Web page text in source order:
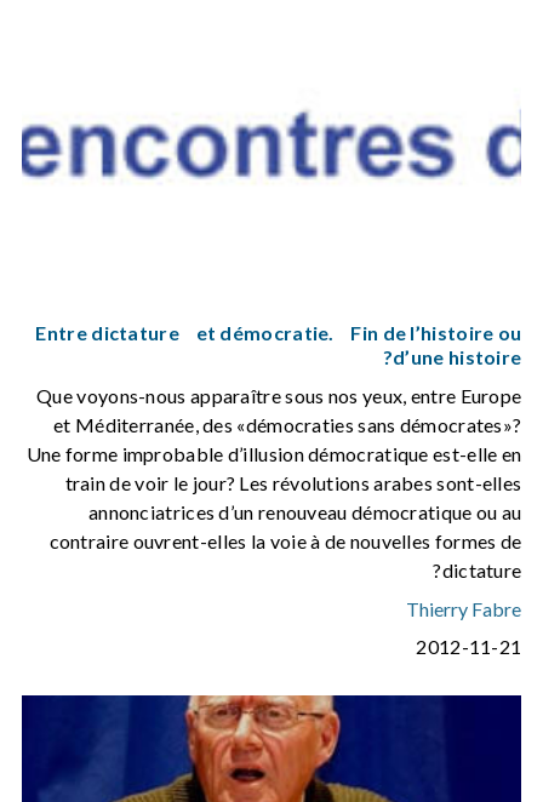
Entre dictature et démocratie. Fin de l’histoire ou
d’une histoire?
Que voyons-nous apparaître sous nos yeux, entre Europe
et Méditerranée, des «démocraties sans démocrates»?
Une forme improbable d’illusion démocratique est-elle en
train de voir le jour? Les révolutions arabes sont-elles
annonciatrices d’un renouveau démocratique ou au
contraire ouvrent-elles la voie à de nouvelles formes de
dictature?
Thierry Fabre
2012-11-21